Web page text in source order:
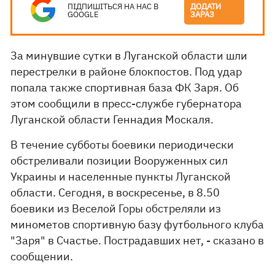
ПІДПИШІТЬСЯ НА НАС В
GOOGLE
ДОДАТИ
ЗАРАЗ
За минувшие сутки в Луганской области шли
перестрелки в районе блокпостов. Под удар
попала также спортивная база ФК Заря. Об
этом сообщили в пресс-службе губернатора
Луганской области Геннадия Москаля.
В течение субботы боевики периодически
обстреливали позиции Вооруженных сил
Украины и населенные пункты Луганской
области. Сегодня, в воскресенье, в 8.50
боевики из Веселой Горы обстреляли из
минометов спортивную базу футбольного клуба
"Заря" в Счастье. Пострадавших нет, - сказано в
сообщении.